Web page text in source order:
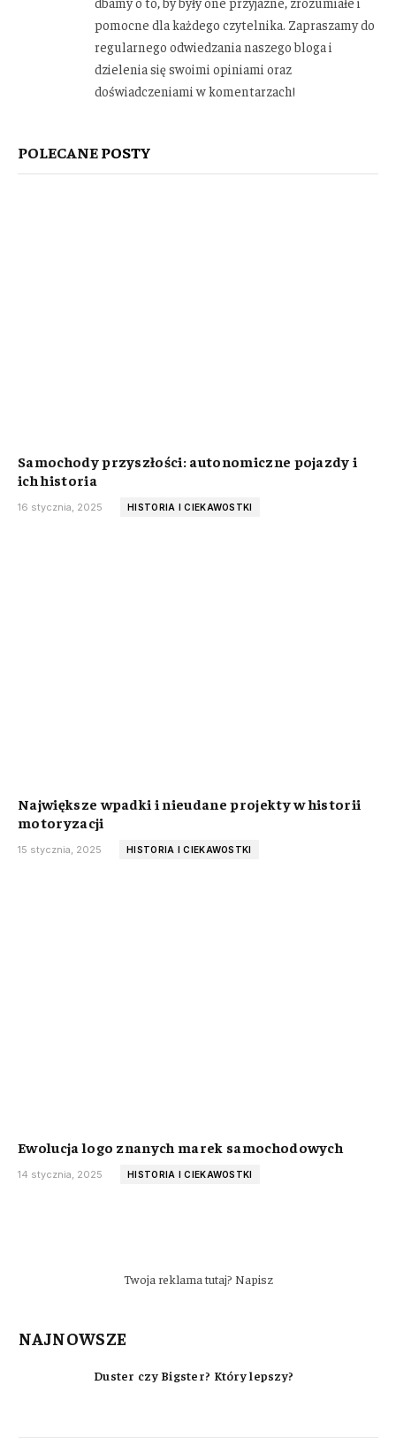
pomocne dla każdego czytelnika. Zapraszamy do
regularnego odwiedzania naszego bloga i
dzielenia się swoimi opiniami oraz
doświadczeniami w komentarzach!
POLECANEPOSTY
Samochody przyszłości: autonomiczne pojazdy i
ich historia
16 stycznia, 2025 HISTORIA I CIEKAWOSTKI
Największe wpadki i nieudane projekty w historii
motoryzacji
15 stycznia, 2025 HISTORIA I CIEKAWOSTKI
Ewolucja logo znanych marek samochodowych
14 stycznia, 2025 HISTORIA I CIEKAWOSTKI
Twoja reklama tutaj? Napisz
NAJNOWSZE
Duster czy Bigster? Który lepszy?